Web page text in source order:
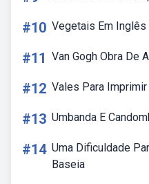
#10 Vegetais Em Inglês
#11 Van Gogh Obra De
#12 Vales Para
#13 Umbanda E
#14 Uma Dificuldade
Baseia